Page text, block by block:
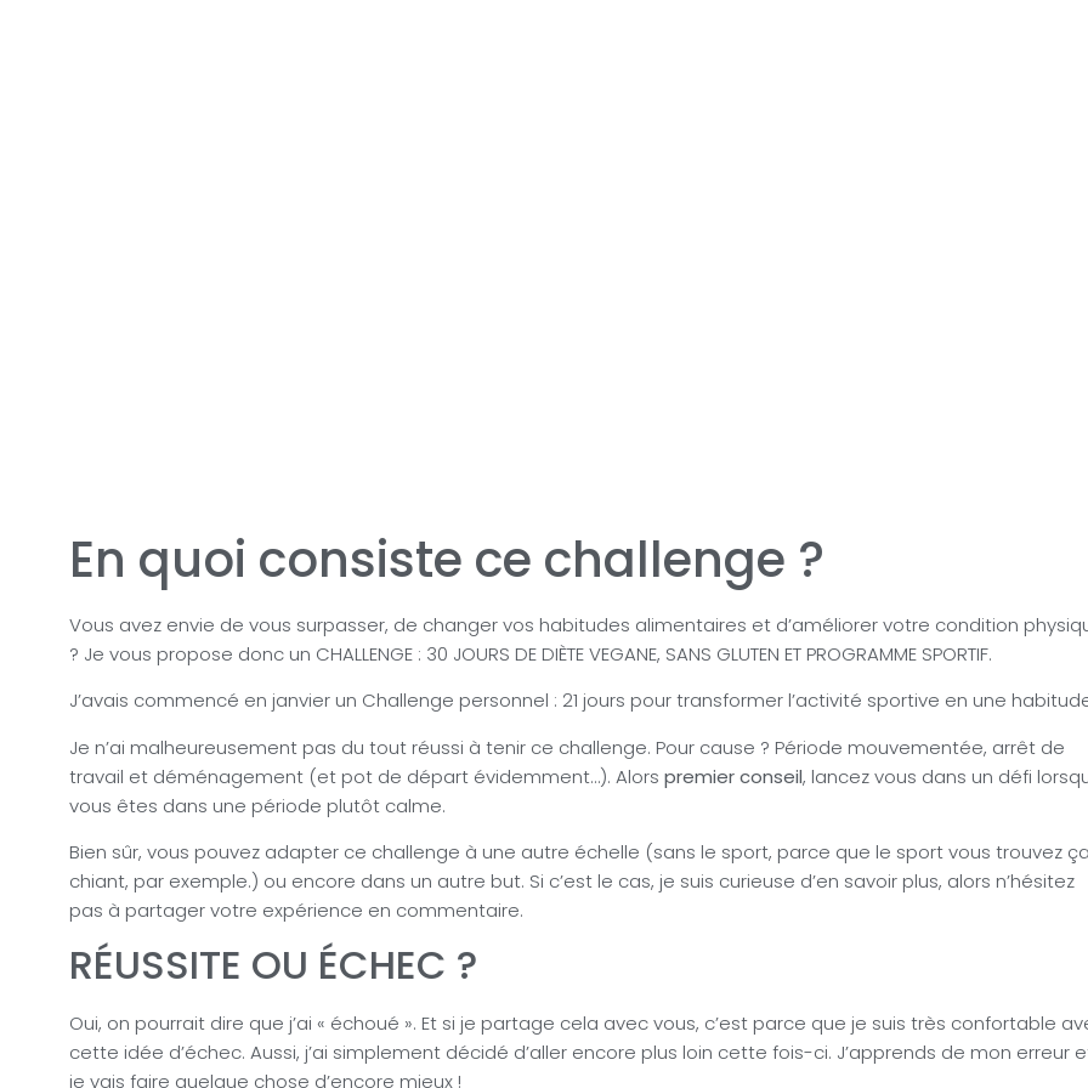
En quoi consiste ce challenge ?
Vous avez envie de vous surpasser, de changer vos habitudes alimentaires et d’améliorer votre condition
? Je vous propose donc un CHALLENGE : 30 JOURS DE DIÈTE VEGANE, SANS GLUTEN ET PROGRAMME SPORTIF.
J’avais commencé en janvier un Challenge personnel : 21 jours pour transformer l’activité sportive en une
Je n’ai malheureusement pas du tout réussi à tenir ce challenge. Pour cause ? Période mouvementée, arrêt de
travail et déménagement (et pot de départ évidemment…). Alors premier conseil , lancez vous dans un défi
vous êtes dans une période plutôt calme.
Bien sûr, vous pouvez adapter ce challenge à une autre échelle (sans le sport, parce que le sport vous trouvez ça
chiant, par exemple.) ou encore dans un autre but. Si c’est le cas, je suis curieuse d’en savoir plus, alors n’hésitez
pas à partager votre expérience en commentaire.
RÉUSSITE OU ÉCHEC ?
Oui, on pourrait dire que j’ai « échoué ». Et si je partage cela avec vous, c’est parce que je suis très confortable
cette idée d’échec. Aussi, j’ai simplement décidé d’aller encore plus loin cette fois-ci. J’apprends de mon erreur
je vais faire quelque chose d’encore mieux !